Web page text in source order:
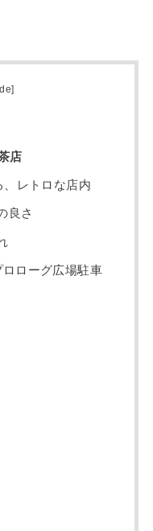
]
店
レトロな店内
良さ
ローグ広場駐車